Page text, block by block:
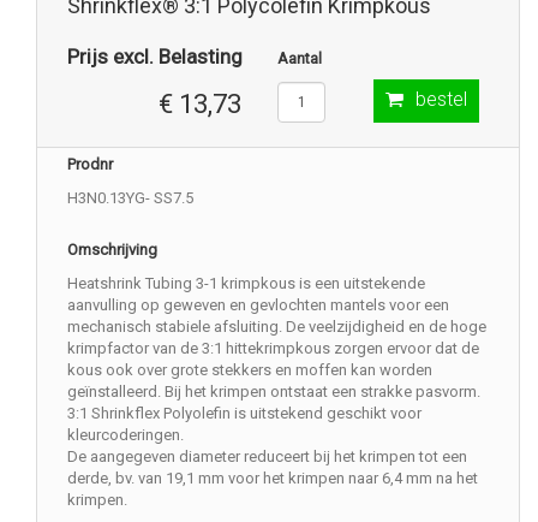
Shrinkflex® 3:1 Polycolefin Krimpkous
Prijs excl. Belasting
€ 13,73
Aantal
bestel
Prodnr
H3N0.13YG- SS7.5
Omschrijving
Heatshrink Tubing 3-1 krimpkous is een uitstekende
aanvulling op geweven en gevlochten mantels voor een
mechanisch stabiele afsluiting. De veelzijdigheid en de hoge
krimpfactor van de 3:1 hittekrimpkous zorgen ervoor dat de
kous ook over grote stekkers en moffen kan worden
geïnstalleerd. Bij het krimpen ontstaat een strakke pasvorm.
3:1 Shrinkflex Polyolefin is uitstekend geschikt voor
kleurcoderingen.
De aangegeven diameter reduceert bij het krimpen tot een
derde, bv. van 19,1 mm voor het krimpen naar 6,4 mm na het
krimpen.